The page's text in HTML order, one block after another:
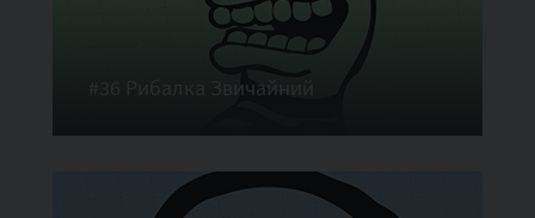
#36 Рибалка Звичайний